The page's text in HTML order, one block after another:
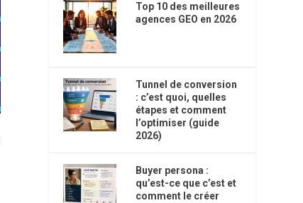
Top 10 des meilleures
agences GEO en 2026
Tunnel de conversion
: c’est quoi, quelles
étapes et comment
l’optimiser (guide
2026)
Buyer persona :
qu’est-ce que c’est et
comment le créer